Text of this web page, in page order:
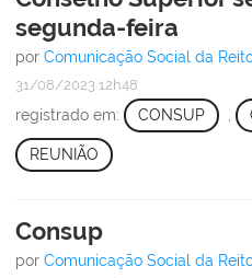
segunda-feira
por Comunicação Social da
31/08/2023 12h48
registrado em: CONSUP ,
REUNIÃO
Consup
por Comunicação Social da